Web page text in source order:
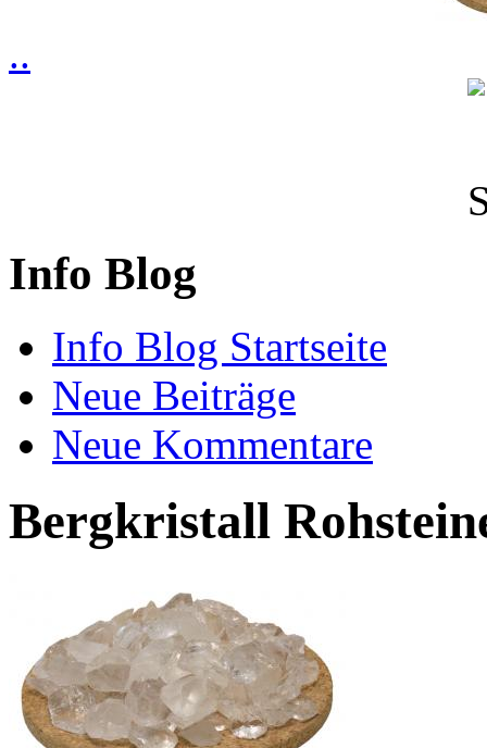
..
Info Blog
Info Blog Startseite
Neue Beiträge
Neue Kommentare
Bergkristall